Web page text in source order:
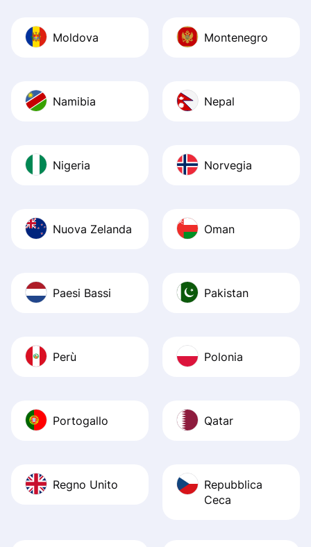
Moldova Montenegro
Namibia Nepal
Nigeria Norvegia
Nuova Zelanda Oman
Paesi Bassi Pakistan
Perù Polonia
Portogallo Qatar
Regno Unito
Repubblica
Ceca